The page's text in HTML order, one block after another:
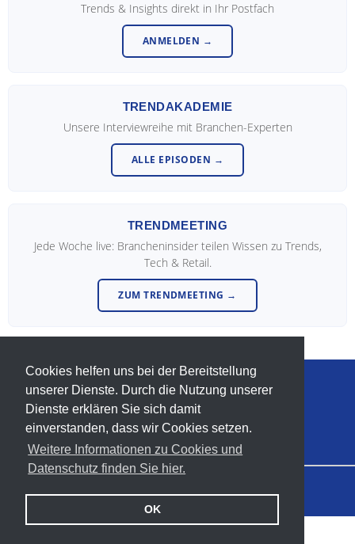
Cookies helfen uns bei der Bereitstellung
unserer Dienste. Durch die Nutzung unserer
Dienste erklären Sie sich damit
einverstanden, dass wir Cookies setzen.
Weitere Informationen zu Cookies und
Datenschutz finden Sie hier.
OK
Trends & Insights direkt in Ihr Postfach
ANMELDEN →
TRENDAKADEMIE
Unsere Interviewreihe mit Branchen-Experten
ALLE EPISODEN →
TRENDMEETING
Jede Woche live: Brancheninsider teilen Wissen zu Trends,
Tech & Retail.
ZUM TRENDMEETING →
info@trendforum-retail.de
T. +49-(0)-5233-954531
ImpressumDatenschutzKontakt